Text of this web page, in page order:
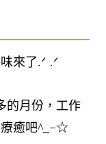
來了.ᐟ .ᐟ
的月份，工作
療癒吧^_−☆